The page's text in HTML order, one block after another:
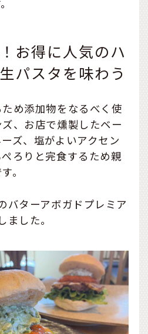
お得に人気のハ
パスタを味わう
め添加物をなるべく使
、お店で燻製したベー
ズ、塩がよいアクセン
ろりと完食するため親
。
バターアボガドプレミア
した。